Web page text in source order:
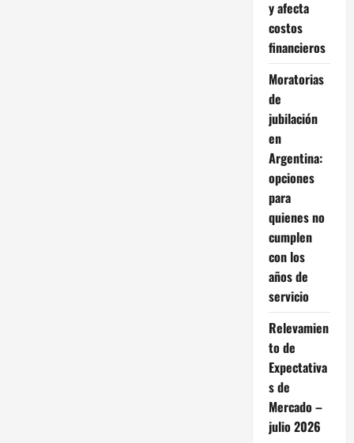
y afecta
costos
financieros
Moratorias
de
jubilación
en
Argentina:
opciones
para
quienes no
cumplen
con los
años de
servicio
Relevamien
to de
Expectativa
s de
Mercado –
julio 2026